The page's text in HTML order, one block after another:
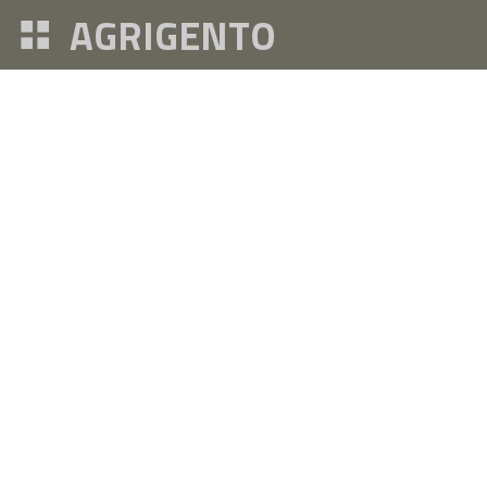
AGRIGENTO